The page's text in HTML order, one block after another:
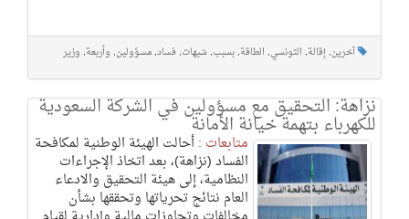
آخرين, إقالة, التونسي, الطاقة, بسبب, شبهات, فساد, مسؤولين, وأربعة, وزير
نزاهة: التحقيق مع مسؤولين في الشركة السعودية
للكهرباء بتهمة خيانة الأمانة
متابعات :أحالت الهيئة الوطنية لمكافحة
الفساد (نزاهة)، بعد اتخاذ الإجراءات
النظامية، إلى هيئة التحقيق والادعاء
العام نتائج تحرياتها وتحققها بشأن